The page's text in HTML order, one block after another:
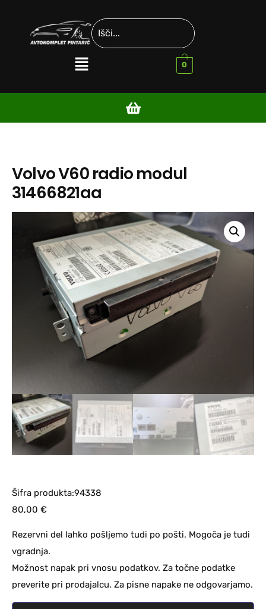
0
Volvo V60 radio modul
31466821aa
Šifra produkta:94338
80,00 €
Rezervni del lahko pošljemo tudi po pošti. Mogoča je tudi
vgradnja.
Možnost napak pri vnosu podatkov. Za točne podatke
preverite pri prodajalcu. Za pisne napake ne odgovarjamo.